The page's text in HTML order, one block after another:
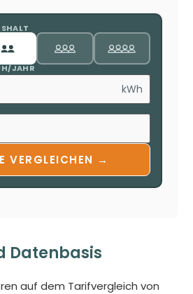
JAHR
kWh
VERGLEICHEN →
Datenbasis
auf dem Tarifvergleich von